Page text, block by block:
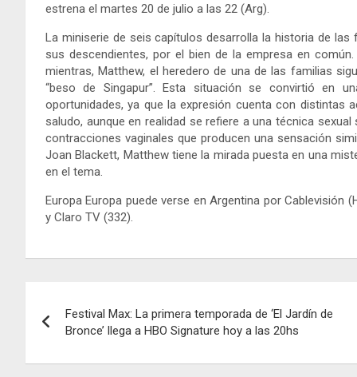
estrena el martes 20 de julio a las 22 (Arg).
La miniserie de seis capítulos desarrolla la historia de
sus descendientes, por el bien de la empresa en
mientras, Matthew, el heredero de una de las familias
“beso de Singapur”. Esta situación se convirtió en
oportunidades, ya que la expresión cuenta con distintas
saludo, aunque en realidad se refiere a una técnica
contracciones vaginales que producen una sensación
Joan Blackett, Matthew tiene la mirada puesta en una
en el tema.
Europa Europa puede verse en Argentina por Cablevisión
y Claro TV (332).
de
entradas
Festival Max: La primera temporada de ‘El Jardín de
Bronce’ llega a HBO Signature hoy a las 20hs